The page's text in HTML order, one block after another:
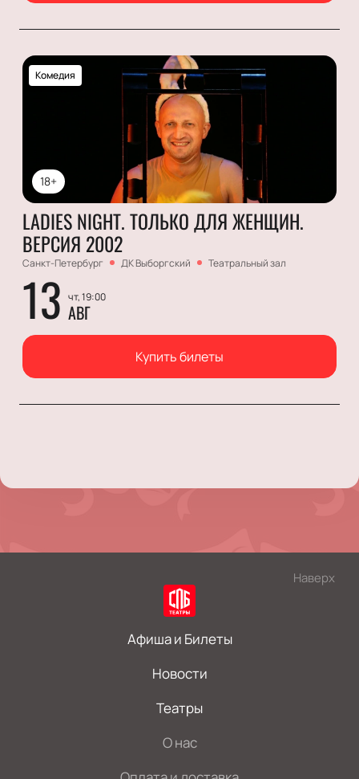
18+
Комедия
LADIES NIGHT. ТОЛЬКО ДЛЯ ЖЕНЩИН.
ВЕРСИЯ 2002
Санкт-Петербург ДК Выборгский Театральный зал
13 чт, 19:00
АВГ
Купить билеты
Наверх
Афиша и Билеты
Новости
Театры
О нас